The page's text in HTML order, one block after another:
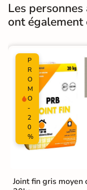
Résistant au Gel
Conditionnement
Choix
Pose
Support
Les
ont également
P
R
O
M
O
-
2
0
%
Joint fin gris moyen